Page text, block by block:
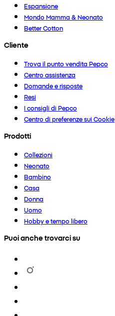
Espansione
Mondo Mamma & Neonato
Better Cotton
Cliente
Trova il punto vendita Pepco
Centro assistenza
Domande e risposte
Resi
I consigli di Pepco
Centro di preferenze sui Cookie
Prodotti
Collezioni
Neonato
Bambino
Casa
Donna
Uomo
Hobby e tempo libero
Puoi anche trovarci su